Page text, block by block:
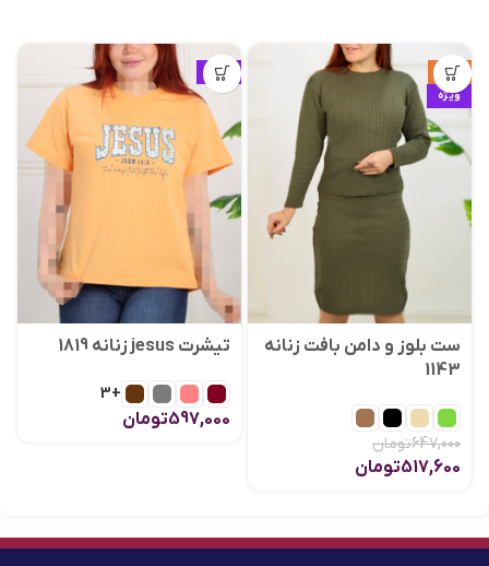
حراج
ویژه
ست بلوز و دامن بافت زنانه
1143
647,000تومان
517,600تومان
ویژه
تیشرت jesus زنانه 1819
+3
597,000تومان